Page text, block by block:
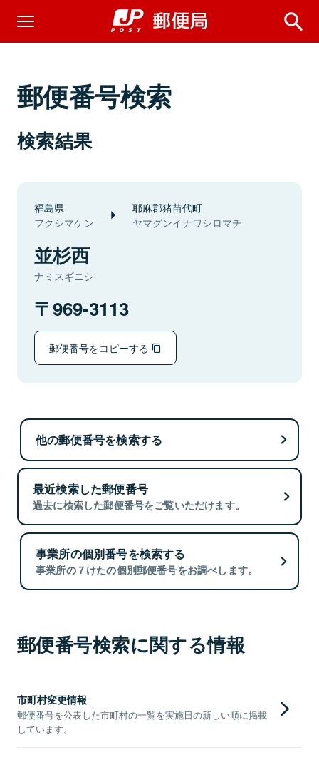
郵便番号検索
検索結果
福島県
フクシマケン
耶麻郡猪苗代町
ヤマグンイナワシロマチ
並杉西
ナミスギニシ
969-3113
郵便番号をコピーする
他の郵便番号を検索する
最近検索した郵便番号
過去に検索した郵便番号をご覧いただけます。
事業所の個別番号を検索する
事業所の７けたの個別郵便番号をお調べします。
郵便番号検索に関する情報
市町村変更情報
郵便番号を公表した市町村の一覧を実施日の新しい順に掲載
しています。